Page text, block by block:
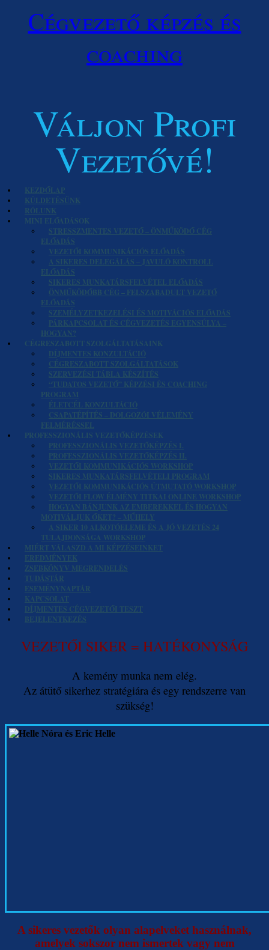
Cégvezető képzés és
coaching
Váljon Profi
Vezetővé!
KEZDŐLAP
KÜLDETÉSÜNK
RÓLUNK
MINI ELŐADÁSOK
STRESSZMENTES VEZETŐ – ÖNMŰKÖDŐ CÉG
ELŐADÁS
VEZETŐI KOMMUNIKÁCIÓS ELŐADÁS
A SIKERES DELEGÁLÁS – JAVULÓ KONTROLL
ELŐADÁS
SIKERES MUNKATÁRSFELVÉTEL ELŐADÁS
ÖNMŰKÖDŐBB CÉG – FELSZABADULT VEZETŐ
ELŐADÁS
SZEMÉLYZETKEZELÉSI ÉS MOTIVÁCIÓS ELŐADÁS
PÁRKAPCSOLAT ÉS CÉGVEZETÉS EGYENSÚLYA –
HOGYAN?
CÉGRESZABOTT SZOLGÁLTATÁSAINK
DÍJMENTES KONZULTÁCIÓ
CÉGRESZABOTT SZOLGÁLTATÁSOK
SZERVEZÉSI TÁBLA KÉSZÍTÉS
“TUDATOS VEZETŐ” KÉPZÉSI ÉS COACHING
PROGRAM
ÉLETCÉL KONZULTÁCIÓ
CSAPATÉPÍTÉS – DOLGOZÓI VÉLEMÉNY
FELMÉRÉSSEL
PROFESSZIONÁLIS VEZETŐKÉPZÉSEK
PROFESSZIONÁLIS VEZETŐKÉPZÉS I.
PROFESSZIONÁLIS VEZETŐKÉPZÉS II.
VEZETŐI KOMMUNIKÁCIÓS WORKSHOP
SIKERES MUNKATÁRSFELVÉTELI PROGRAM
VEZETŐI KOMMUNIKÁCIÓS ÚTMUTATÓ WORKSHOP
VEZETŐI FLOW ÉLMÉNY TITKAI ONLINE WORKSHOP
HOGYAN BÁNJUNK AZ EMBEREKKEL ÉS HOGYAN
MOTIVÁLJUK ŐKET? – MŰHELY
A SIKER 10 ALKOTÓELEME ÉS A JÓ VEZETÉS 24
TULAJDONSÁGA WORKSHOP
MIÉRT VÁLASZD A MI KÉPZÉSEINKET
EREDMÉNYEK
ZSEBKÖNYV MEGRENDELÉS
TUDÁSTÁR
ESEMÉNYNAPTÁR
KAPCSOLAT
DÍJMENTES CÉGVEZETŐI TESZT
BEJELENTKEZÉS
VEZETŐI SIKER = HATÉKONYSÁG
A kemény munka nem elég.
Az átütő sikerhez stratégiára és egy rendszerre van
szükség!
A sikeres vezetők olyan alapelveket használnak,
amelyek sokszor nem ismertek vagy nem